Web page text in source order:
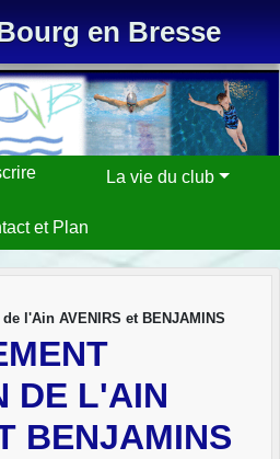
en Bresse
La vie du club
et Plan
l'Ain AVENIRS et BENJAMINS
DE L'AIN
BENJAMINS